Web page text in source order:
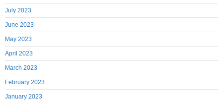
July 2023
June 2023
May 2023
April 2023
March 2023
February 2023
January 2023